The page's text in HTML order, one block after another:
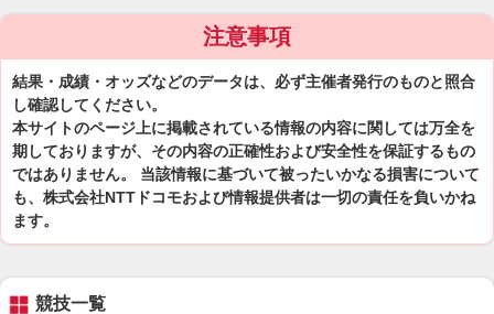
注意事項
結果・成績・オッズなどのデータは、必ず主催者発行のものと照合
し確認してください。
本サイトのページ上に掲載されている情報の内容に関しては万全を
期しておりますが、その内容の正確性および安全性を保証するもの
ではありません。 当該情報に基づいて被ったいかなる損害について
も、株式会社NTTドコモおよび情報提供者は一切の責任を負いかね
ます。
競技一覧